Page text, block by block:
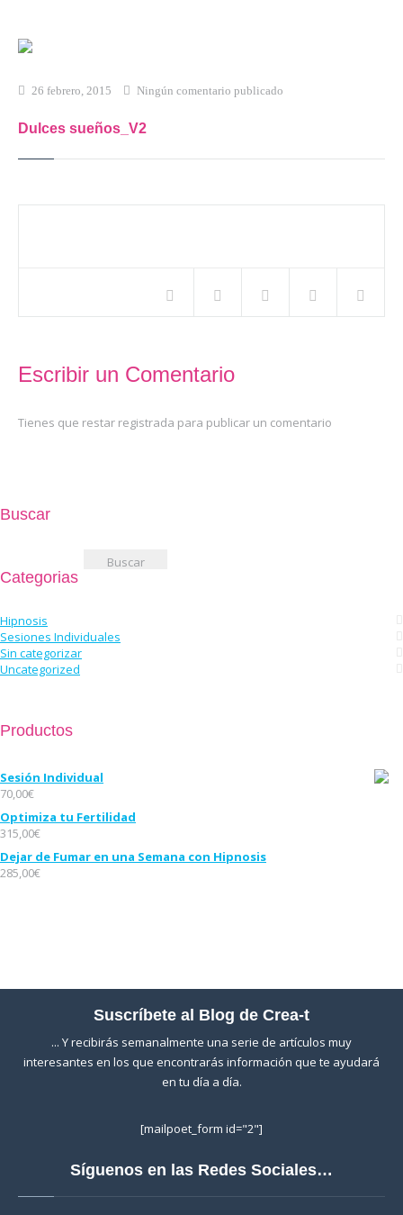
Inicio
26 febrero, 2015 Ningún comentario publicado
Dulces sueños_V2
Escribir un Comentario
Tienes que restar registrada para publicar un comentario
Buscar
Categorias
Hipnosis
Sesiones Individuales
Sin categorizar
Uncategorized
Productos
Sesión Individual
70,00€
Optimiza tu Fertilidad
315,00€
Dejar de Fumar en una Semana con Hipnosis
285,00€
Suscríbete al Blog de Crea-t
... Y recibirás semanalmente una serie de artículos muy
interesantes en los que encontrarás información que te ayudará
en tu día a día.
[mailpoet_form id="2"]
Síguenos en las Redes Sociales…